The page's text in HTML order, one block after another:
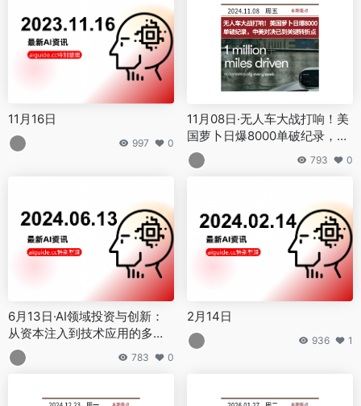
11月16日
997 0
11月08日·无人车大战打响！美
国萝卜日爆8000单破纪录，中
美对决已到关键转折点 793 0
6月13日·AI领域投资与创新：
从资本注入到技术应用的多元
化发展
783 0
2月14日
936 1